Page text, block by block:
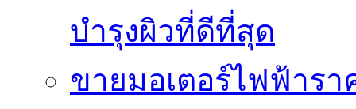
บำรุงผิวที่ดีที่สุด
ขายมอเตอร์ไฟฟ้าร